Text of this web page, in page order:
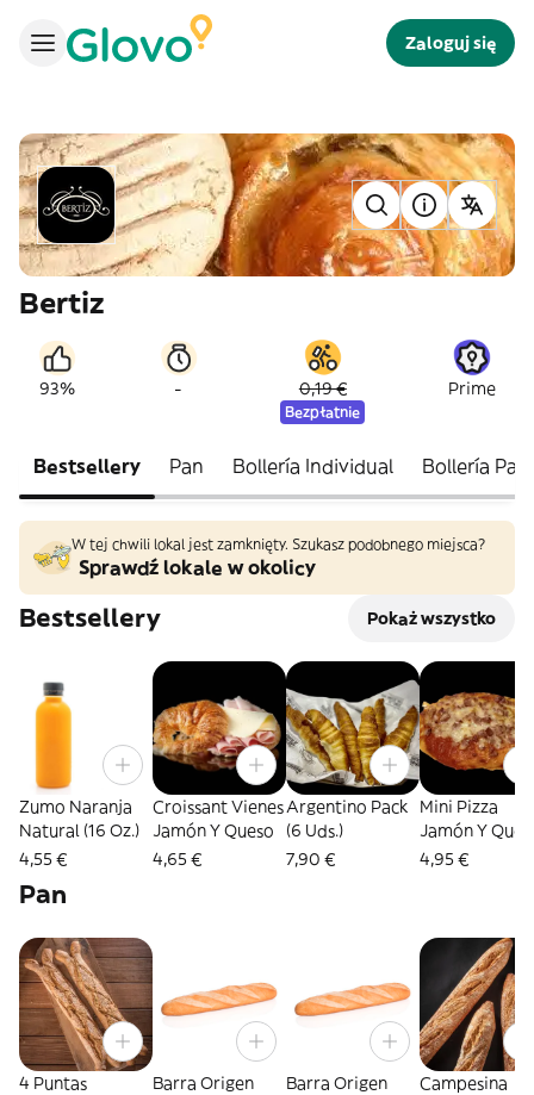
Zaloguj się
Bertiz
93% - 0,19 €
Bezpłatnie
Prime
Bestsellery Pan Bollería Individual Bollería
W tej chwili lokal jest zamknięty. Szukasz podobnego miejsca?
Sprawdź lokale w okolicy
Bestsellery Pokaż wszystko
Zumo Naranja
Natural (16 Oz.)
4,55 €
Croissant Vienes
Jamón Y Queso
4,65 €
Argentino Pack
(6 Uds.)
7,90 €
Mini Pizza
Jamón Y
4,95 €
Pan
4 Puntas Barra Origen
Barra Origen
Campesina